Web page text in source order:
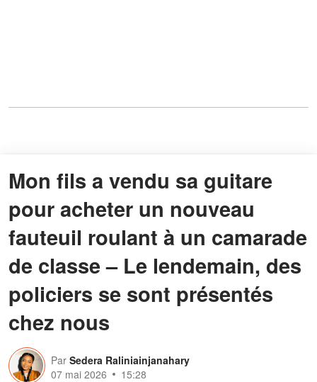
Mon fils a vendu sa guitare
pour acheter un nouveau
fauteuil roulant à un camarade
de classe – Le lendemain, des
policiers se sont présentés
chez nous
Par Sedera Raliniainjanahary
07 mai 2026
15:28